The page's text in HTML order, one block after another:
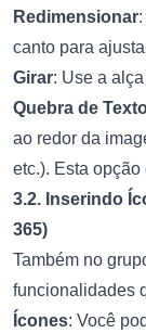
Redimensionar
canto para
Girar: Use a
Quebra de
ao redor da
etc.). Esta
3.2. Inserindo
365)
Também no
funcionalidades
Ícones: Você